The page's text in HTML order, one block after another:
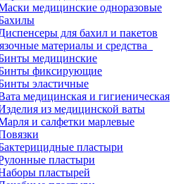
медицинские одноразовые
для бахил и пакетов
материалы и средства
медицинские
фиксирующие
эластичные
медицинская и гигиеническая
из медицинской ваты
и салфетки марлевые
пластыри
пластыри
пластырей